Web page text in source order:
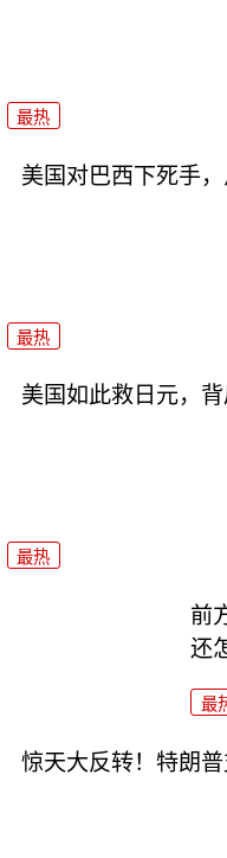
最热
美国对巴西下死手
最热
美国如此救日元，
最热
前
还
最
惊天大反转！特朗